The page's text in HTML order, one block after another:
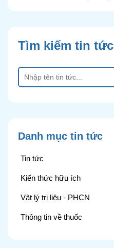
Tìm kiếm tin tức
Danh mục tin tức
Tin tức
Kiến thức hữu ích
Vật lý trị liệu - PHCN
Thông tin về thuốc